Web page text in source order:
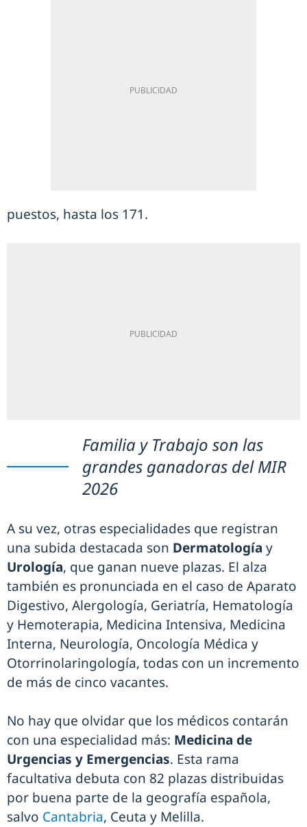
puestos, hasta los 171.
Familia y Trabajo son las
grandes ganadoras del MIR
2026
A su vez, otras especialidades que registran
una subida destacada son Dermatología y
Urología, que ganan nueve plazas. El alza
también es pronunciada en el caso de Aparato
Digestivo, Alergología, Geriatría, Hematología
y Hemoterapia, Medicina Intensiva, Medicina
Interna, Neurología, Oncología Médica y
Otorrinolaringología, todas con un incremento
de más de cinco vacantes.
No hay que olvidar que los médicos contarán
con una especialidad más: Medicina de
Urgencias y Emergencias. Esta rama
facultativa debuta con 82 plazas distribuidas
por buena parte de la geografía española,
salvo Cantabria, Ceuta y Melilla.